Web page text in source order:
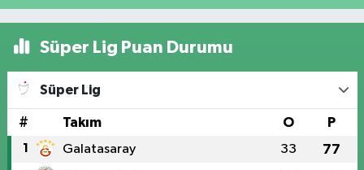
Süper Lig Puan Durumu
Süper Lig
# Takım O P
1 Galatasaray 33 77